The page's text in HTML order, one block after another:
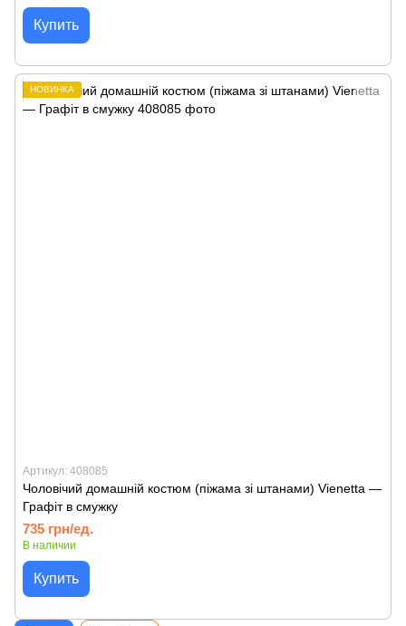
Купить
НОВИНКА
Артикул: 408085
Чоловічий домашній костюм (піжама зі штанами) Vienetta —
Графіт в смужку
735 грн/ед.
В наличии
Купить